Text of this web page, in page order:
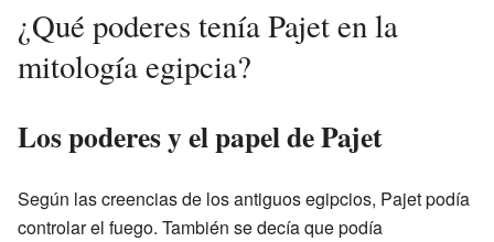
¿Qué poderes tenía Pajet en la
mitología egipcia?
Los poderes y el papel de Pajet
Según las creencias de los antiguos egipcios, Pajet podía
controlar el fuego. También se decía que podía